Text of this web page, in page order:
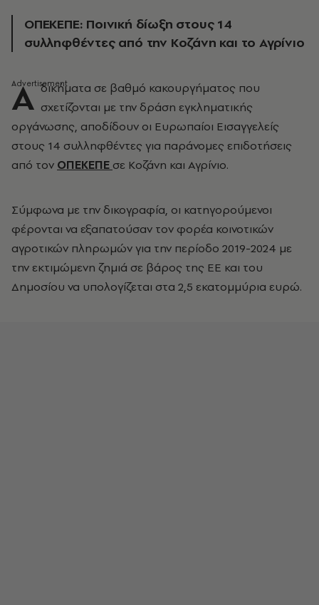
ΟΠΕΚΕΠΕ: Ποινική δίωξη στους 14
συλληφθέντες από την Κοζάνη και το Αγρίνιο
Α δικήματα σε βαθμό κακουργήματος που
σχετίζονται με την δράση εγκληματικής
οργάνωσης, αποδίδουν οι Ευρωπαίοι Εισαγγελείς
στους 14 συλληφθέντες για παράνομες επιδοτήσεις
από τον ΟΠΕΚΕΠΕ σε Κοζάνη και Αγρίνιο.
Σύμφωνα με την δικογραφία, οι κατηγορούμενοι
φέρονται να εξαπατούσαν τον φορέα κοινοτικών
αγροτικών πληρωμών για την περίοδο 2019-2024 με
την εκτιμώμενη ζημιά σε βάρος της ΕΕ και του
Δημοσίου να υπολογίζεται στα 2,5 εκατομμύρια ευρώ.